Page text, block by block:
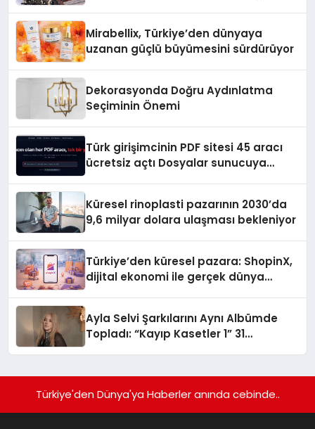
Mirabellix, Türkiye’den dünyaya
uzanan güçlü büyümesini sürdürüyor
Dekorasyonda Doğru Aydınlatma
Seçiminin Önemi
Türk girişimcinin PDF sitesi 45 aracı
ücretsiz açtı Dosyalar sunucuya
Küresel rinoplasti pazarının 2030’da
9,6 milyar dolara ulaşması bekleniyor
Türkiye’den küresel pazara: ShopinX,
dijital ekonomi ile gerçek dünya
Ayla Selvi Şarkılarını Aynı Albümde
Topladı: “Kayıp Kasetler 1” 31
Türkiye'den Dünya'ya Haberler anında cebinde..